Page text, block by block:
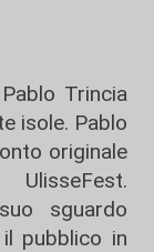
Trincia
isole. Pablo
originale
sguardo
pubblico in